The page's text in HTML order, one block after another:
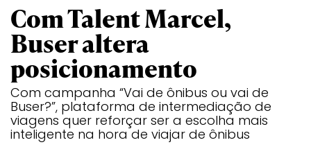
Com Talent Marcel,
Buser altera
posicionamento
Com campanha “Vai de ônibus ou vai de
Buser?”, plataforma de intermediação de
viagens quer reforçar ser a escolha mais
inteligente na hora de viajar de ônibus